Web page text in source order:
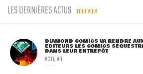
LES DERNIÈRES ACTUS TOUT VOIR
DIAMOND COMICS VA RENDRE
ÉDITEURS LES COMICS
DANS LEUR ENTREPÔT
ACTU VO